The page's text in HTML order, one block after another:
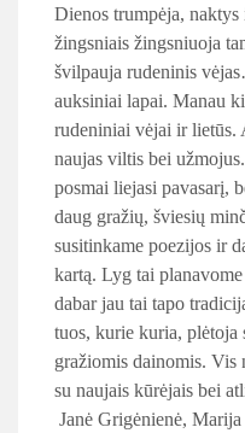
Dienos trumpėja,
žingsniais žingsniuoja
švilpauja rudeninis
auksiniai lapai. Manau
rudeniniai vėjai ir lietūs.
naujas viltis bei
posmai liejasi pavasarį,
daug gražių, šviesių
susitinkame poezijos ir
kartą. Lyg tai
dabar jau tai tapo
tuos, kurie kuria, plėtoja
gražiomis dainomis. Vis
su naujais kūrėjais bei
Janė Grigėnienė,